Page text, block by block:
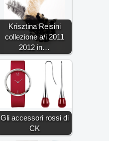
Krisztina Reisini
collezione a/i 2011
2012 in…
Gli accessori rossi di
CK